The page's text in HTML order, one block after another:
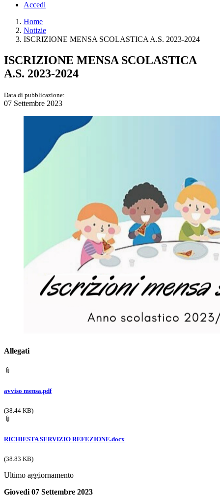
Accedi
Home
Notizie
ISCRIZIONE MENSA SCOLASTICA A.S. 2023-2024
ISCRIZIONE MENSA SCOLASTICA
A.S. 2023-2024
Data di pubblicazione:
07 Settembre 2023
Allegati
avviso mensa.pdf
(38.44 KB)
RICHIESTA SERVIZIO REFEZIONE.docx
(38.83 KB)
Ultimo aggiornamento
Giovedi 07 Settembre 2023